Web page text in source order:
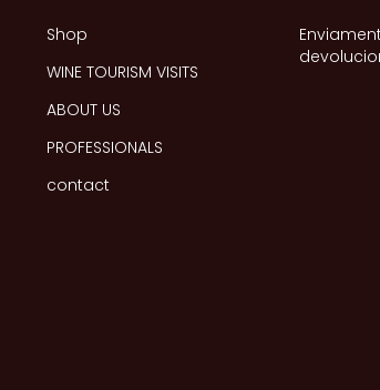
Shop
WINE TOURISM VISITS
ABOUT US
PROFESSIONALS
contact